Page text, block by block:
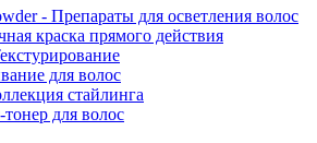
- Препараты для осветления волос
краска прямого действия
для волос
стайлинга
для волос